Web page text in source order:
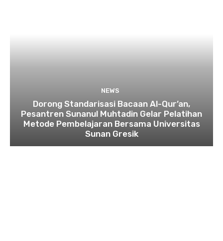
NEWS
Dorong Standarisasi Bacaan Al-Qur’an,
Pesantren Sunanul Muhtadin Gelar Pelatihan
Metode Pembelajaran Bersama Universitas
Sunan Gresik